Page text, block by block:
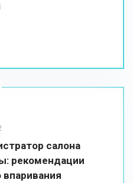
салона
рекомендации